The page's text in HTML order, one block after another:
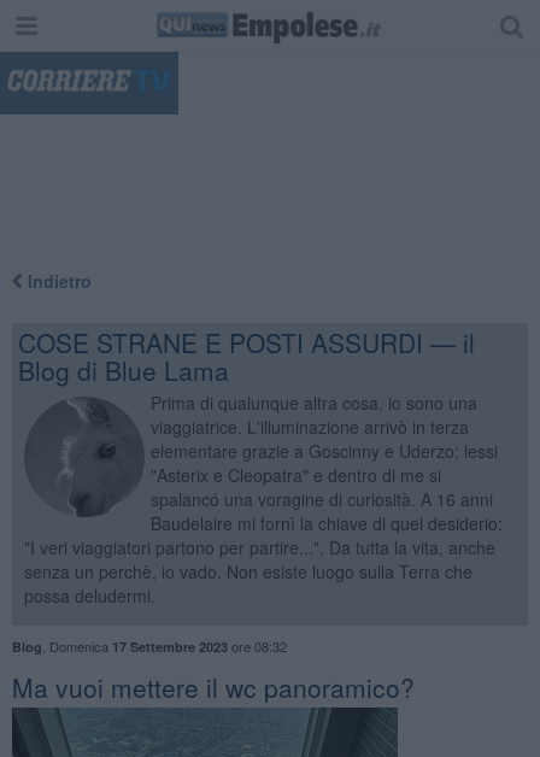
Indietro
COSE STRANE E POSTI ASSURDI — il
Blog di Blue Lama
Prima di qualunque altra cosa, io sono una
viaggiatrice. L'illuminazione arrivò in terza
elementare grazie a Goscinny e Uderzo: lessi
"Asterix e Cleopatra" e dentro di me si
spalancó una voragine di curiosità. A 16 anni
Baudelaire mi fornì la chiave di quel desiderio:
"I veri viaggiatori partono per partire...". Da tutta la vita, anche
senza un perchè, io vado. Non esiste luogo sulla Terra che
possa deludermi.
Blog Domenica 17 Settembre 2023ore 08:32
Ma vuoi mettere il wc panoramico?